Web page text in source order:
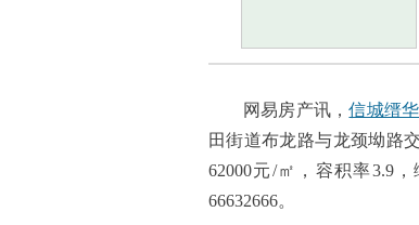
网易房产讯，信城缙
田街道布龙路与龙颈坳路
62000元/㎡，容积率3.9
66632666。